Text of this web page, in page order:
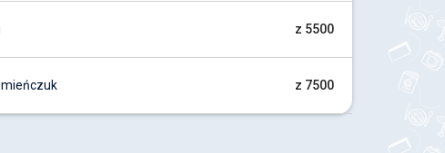
z 5500
z 7500